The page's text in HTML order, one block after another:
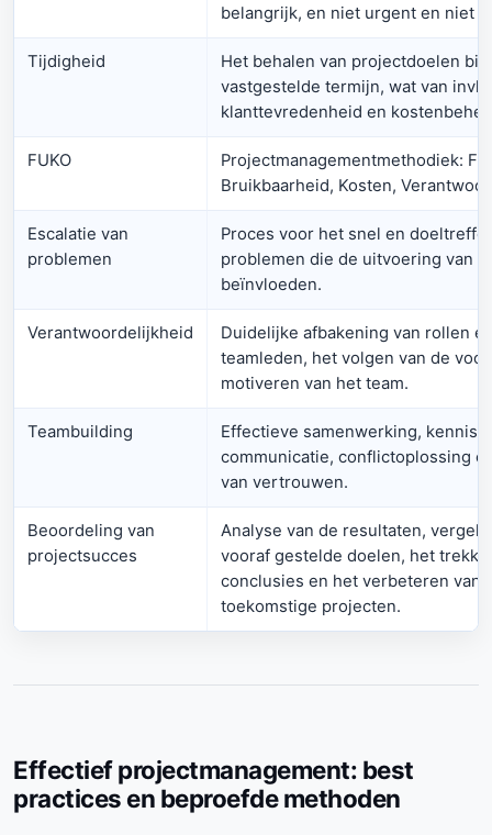
belangrijk, en niet urgent en niet
Tijdigheid
Het behalen van projectdoelen
vastgestelde termijn, wat van
klanttevredenheid en
FUKO
Projectmanagementmethodiek:
Bruikbaarheid, Kosten,
Escalatie van
problemen
Proces voor het snel en
problemen die de uitvoering van
beïnvloeden.
Verantwoordelijkheid
Duidelijke afbakening van rollen
teamleden, het volgen van de
motiveren van het team.
Teambuilding
Effectieve samenwerking,
communicatie, conflictoplossing
van vertrouwen.
Beoordeling van
projectsucces
Analyse van de resultaten,
vooraf gestelde doelen, het
conclusies en het verbeteren van
toekomstige projecten.
Effectief projectmanagement: best
practices en beproefde methoden